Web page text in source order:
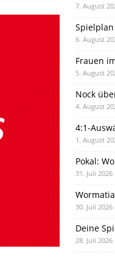
7. August
6. August
Frauen
5. August
Nock
4. August
4:1-
1. August
Pokal:
31. Juli 2026
30. Juli 2026
Deine
28. Juli 2026